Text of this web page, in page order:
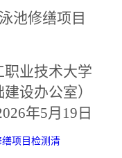
池修缮项目
职业技术大学
设办公室）
6年5月 19 日
项目检测清